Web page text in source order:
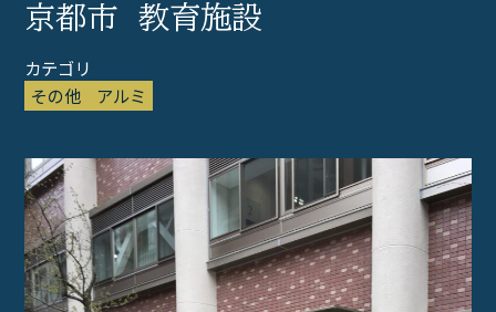
京都市 教育施設
その他 アルミ